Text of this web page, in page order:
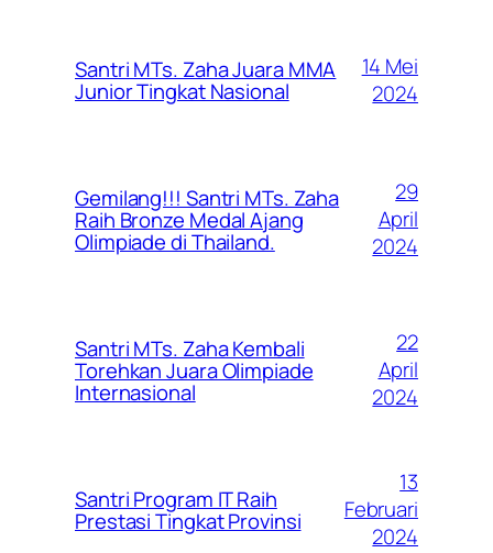
Santri MTs. Zaha Juara MMA
Junior Tingkat Nasional
14 Mei
2024
Gemilang!!! Santri MTs. Zaha
Raih Bronze Medal Ajang
Olimpiade di Thailand.
29
April
2024
Santri MTs. Zaha Kembali
Torehkan Juara Olimpiade
Internasional
22
April
2024
Santri Program IT Raih
Prestasi Tingkat Provinsi
13
Februari
2024